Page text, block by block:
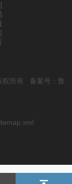
权所有 备案号：鲁